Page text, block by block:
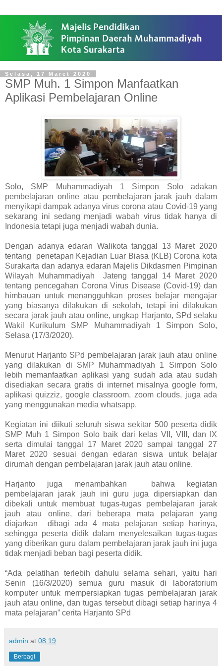
Selasa, 17 Maret 2020
SMP Muh. 1 Simpon Manfaatkan
Aplikasi Pembelajaran Online
Solo, SMP Muhammadiyah 1 Simpon Solo adakan
pembelajaran online atau pembelajaran jarak jauh dalam
menyikapi dampak adanya virus corona atau Covid-19 yang
sekarang ini sedang menjadi wabah virus tidak hanya di
Indonesia tetapi juga menjadi wabah dunia.
Dengan adanya edaran Walikota tanggal 13 Maret 2020
tentang penetapan Kejadian Luar Biasa (KLB) Corona kota
Surakarta dan adanya edaran Majelis Dikdasmen Pimpinan
Wilayah Muhammadiyah Jateng tanggal 14 Maret 2020
tentang pencegahan Corona Virus Disease (Covid-19) dan
himbauan untuk menangguhkan proses belajar mengajar
yang biasanya dilakukan di sekolah, tetapi ini dilakukan
secara jarak jauh atau online, ungkap Harjanto, SPd selaku
Wakil Kurikulum SMP Muhammadiyah 1 Simpon Solo,
Selasa (17/3/2020).
Menurut Harjanto SPd pembelajaran jarak jauh atau online
yang dilakukan di SMP Muhammadiyah 1 Simpon Solo
lebih memanfaatkan aplikasi yang sudah ada atau sudah
disediakan secara gratis di internet misalnya google form,
aplikasi quizziz, google classroom, zoom clouds, juga ada
yang menggunakan media whatsapp.
Kegiatan ini diikuti seluruh siswa sekitar 500 peserta didik
SMP Muh 1 Simpon Solo baik dari kelas VII, VIII, dan IX
serta dimulai tanggal 17 Maret 2020 sampai tanggal 27
Maret 2020 sesuai dengan edaran siswa untuk belajar
dirumah dengan pembelajaran jarak jauh atau online.
Harjanto juga menambahkan bahwa kegiatan
pembelajaran jarak jauh ini guru juga dipersiapkan dan
dibekali untuk membuat tugas-tugas pembelajaran jarak
jauh atau online, dari beberapa mata pelajaran yang
diajarkan dibagi ada 4 mata pelajaran setiap harinya,
sehingga peserta didik dalam menyelesaikan tugas-tugas
yang diberikan guru dalam pembelajaran jarak jauh ini juga
tidak menjadi beban bagi peserta didik.
“Ada pelatihan terlebih dahulu selama sehari, yaitu hari
Senin (16/3/2020) semua guru masuk di laboratorium
komputer untuk mempersiapkan tugas pembelajaran jarak
jauh atau online, dan tugas tersebut dibagi setiap harinya 4
mata pelajaran” cerita Harjanto SPd
admin at 08.19
Berbagi